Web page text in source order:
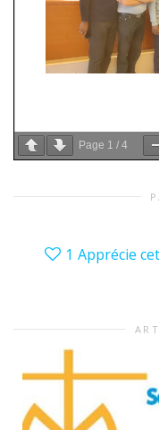
Page 1 / 4
1 Apprécie